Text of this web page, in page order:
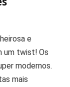
e
um twist! Os
modernos.
mais